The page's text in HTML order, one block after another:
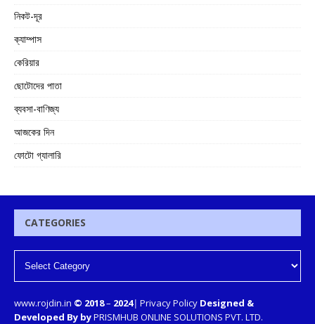
নিকট-দূর
ক্যাম্পাস
কেরিয়ার
ছোটোদের পাতা
ব্যবসা-বাণিজ্য
আজকের দিন
ফোটো গ্যালারি
CATEGORIES
www.rojdin.in © 2018– 2024| Privacy Policy Designed &
Developed By byPRISMHUB ONLINE SOLUTIONS PVT. LTD.